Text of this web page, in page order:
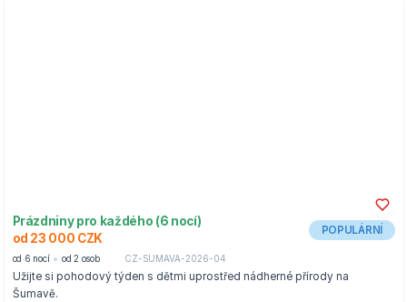
Prázdniny pro každého (6 nocí)
od 23 000 CZK
POPULÁRNÍ
od 6 nocí od 2 osob CZ-SUMAVA-2026-04
Užijte si pohodový týden s dětmi uprostřed nádherné přírody na
Šumavě.